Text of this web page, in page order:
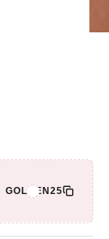
GOLDEN25